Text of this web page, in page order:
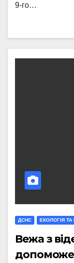
9-го…
ДСНС ЕКОЛОГІЯ
Вежа з